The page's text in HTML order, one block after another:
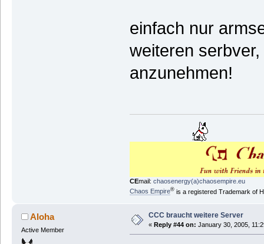
einfach nur
weiteren
anzunehmen!
CEmail: chaosenergy(a)chaosempire.eu
Chaos Empire®is a registered Trademark of
Aloha
Active Member
CCC braucht weitere Server
« Reply #44 on: January 30, 2005,